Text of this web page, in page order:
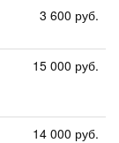
3 600 руб.
15 000 руб.
14 000 руб.